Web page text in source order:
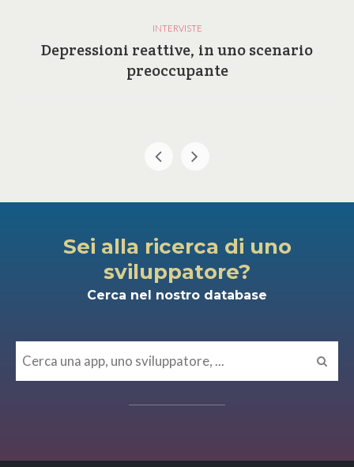
INTERVISTE
Depressioni reattive, in uno scenario
preoccupante
Sei alla ricerca di uno
sviluppatore?
Cerca nel nostro database